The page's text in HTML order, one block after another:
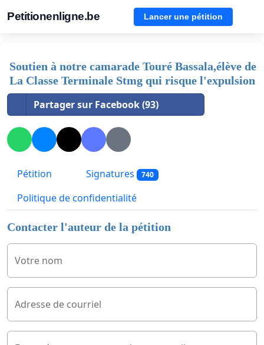
Petitionenligne.be Lancer une pétition
Soutien à notre camarade Touré Bassala,élève de
La Classe Terminale Stmg qui risque l'expulsion
Partager sur Facebook (93)
Pétition Signatures 740
Politique de confidentialité
Contacter l'auteur de la pétition
Votre nom
Adresse de courriel